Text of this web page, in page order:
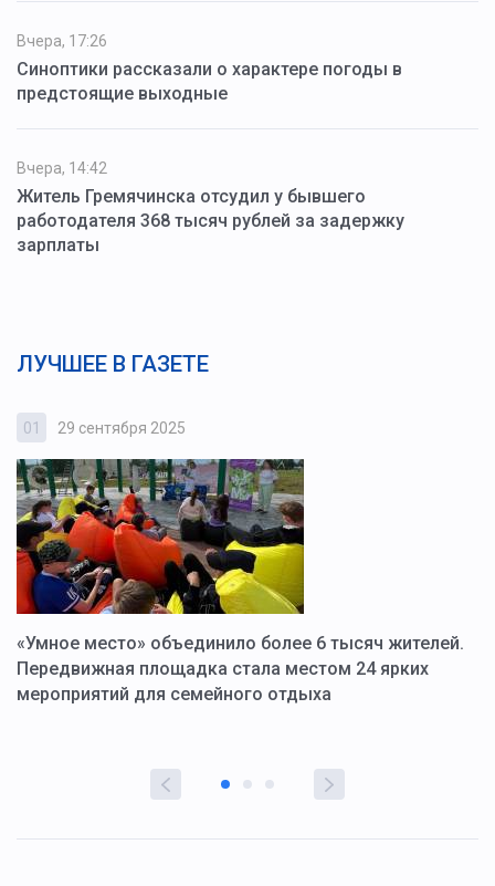
Вчера, 17:26
Синоптики рассказали о характере погоды в
предстоящие выходные
Вчера, 14:42
Житель Гремячинска отсудил у бывшего
работодателя 368 тысяч рублей за задержку
зарплаты
ЛУЧШЕЕ В ГАЗЕТЕ
01 29 сентября 2025
«Умное место» объединило более 6 тысяч жителей.
Передвижная площадка стала местом 24 ярких
мероприятий для семейного отдыха